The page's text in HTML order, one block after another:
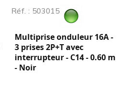
Réf. : 503015
Multiprise onduleur 16A -
3 prises 2P+T avec
interrupteur - C14 - 0.60 m
- Noir